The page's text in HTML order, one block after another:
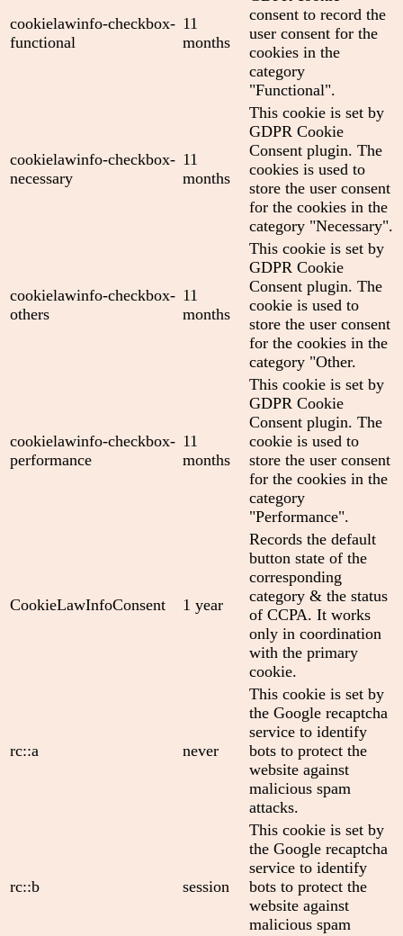
cookielawinfo-checkbox-
functional
11
months
consent to record the
user consent for the
cookies in the
category
"Functional".
cookielawinfo-checkbox-
necessary
11
months
This cookie is set by
GDPR Cookie
Consent plugin. The
cookies is used to
store the user consent
for the cookies in the
category "Necessary".
cookielawinfo-checkbox-
others
11
months
This cookie is set by
GDPR Cookie
Consent plugin. The
cookie is used to
store the user consent
for the cookies in the
category "Other.
cookielawinfo-checkbox-
performance
11
months
This cookie is set by
GDPR Cookie
Consent plugin. The
cookie is used to
store the user consent
for the cookies in the
category
"Performance".
CookieLawInfoConsent 1 year
Records the default
button state of the
corresponding
category & the status
of CCPA. It works
only in coordination
with the primary
cookie.
rc::a never
This cookie is set by
the Google recaptcha
service to identify
bots to protect the
website against
malicious spam
attacks.
rc::b session
This cookie is set by
the Google recaptcha
service to identify
bots to protect the
website against
malicious spam